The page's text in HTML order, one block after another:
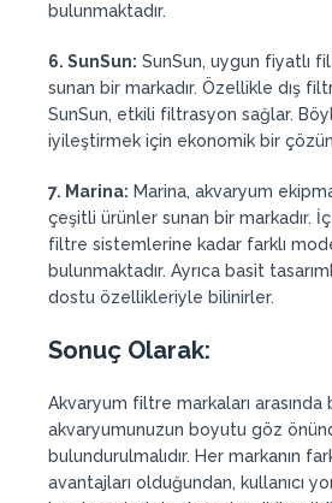
bulunmaktadır.
6. SunSun: SunSun, uygun fiyatlı
sunan bir markadır. Özellikle dış
SunSun, etkili filtrasyon sağlar.
iyileştirmek için ekonomik bir
7. Marina: Marina, akvaryum
çeşitli ürünler sunan bir markadır.
filtre sistemlerine kadar farklı
bulunmaktadır. Ayrıca basit
dostu özellikleriyle bilinirler.
Sonuç Olarak:
Akvaryum filtre markaları arasında
akvaryumunuzun boyutu göz
bulundurulmalıdır. Her markanın
avantajları olduğundan, kullanıcı